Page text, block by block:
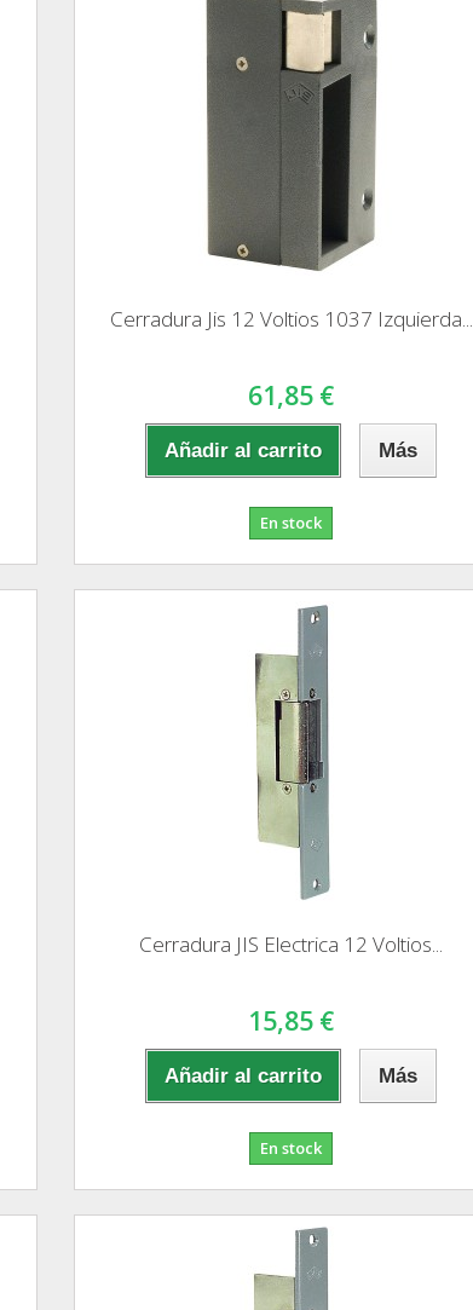
Cerradura Jis 12 Voltios 1037 Izquierda...
61,85 €
Añadir al carrito Más
En stock
Cerradura JIS Electrica 12 Voltios...
15,85 €
Añadir al carrito Más
En stock